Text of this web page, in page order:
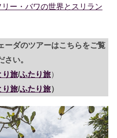
ー・バワの世界とスリラン
ーダのツアーはこちらをご覧
さい。
り旅/ふたり旅）
り旅/ふたり旅）